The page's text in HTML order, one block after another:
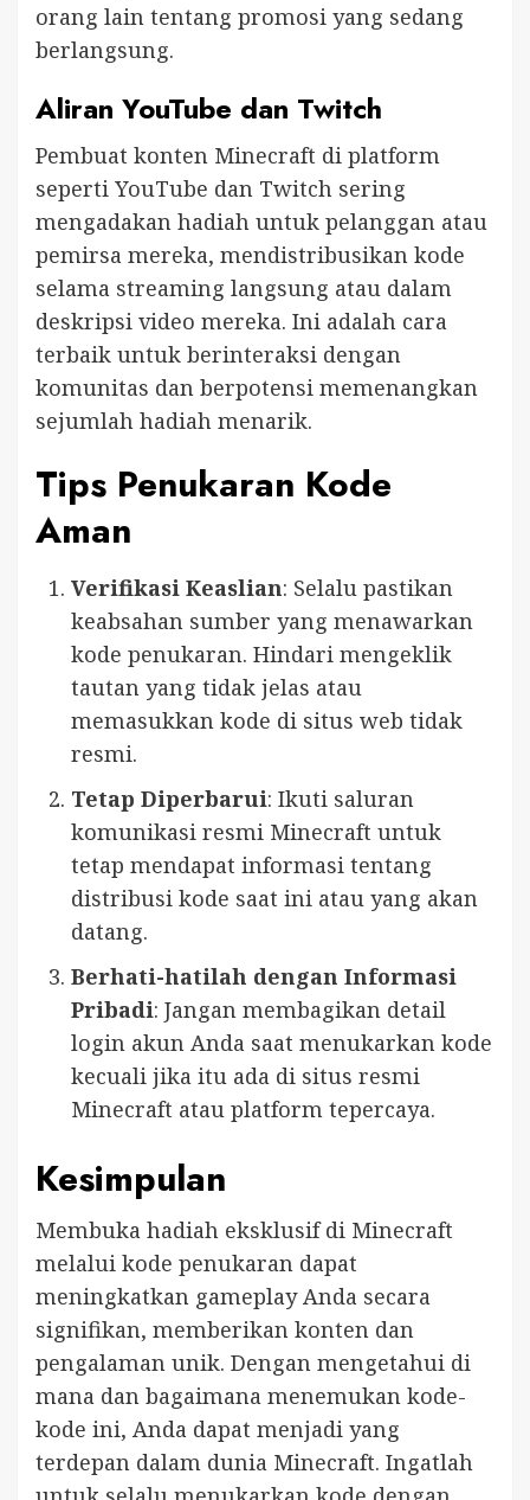
orang lain tentang promosi yang sedang
berlangsung.
Aliran YouTube dan Twitch
Pembuat konten Minecraft di platform
seperti YouTube dan Twitch sering
mengadakan hadiah untuk pelanggan atau
pemirsa mereka, mendistribusikan kode
selama streaming langsung atau dalam
deskripsi video mereka. Ini adalah cara
terbaik untuk berinteraksi dengan
komunitas dan berpotensi memenangkan
sejumlah hadiah menarik.
Tips Penukaran Kode
Aman
Verifikasi Keaslian: Selalu pastikan
keabsahan sumber yang menawarkan
kode penukaran. Hindari mengeklik
tautan yang tidak jelas atau
memasukkan kode di situs web tidak
resmi.
Tetap Diperbarui: Ikuti saluran
komunikasi resmi Minecraft untuk
tetap mendapat informasi tentang
distribusi kode saat ini atau yang akan
datang.
Berhati-hatilah dengan Informasi
Pribadi: Jangan membagikan detail
login akun Anda saat menukarkan kode
kecuali jika itu ada di situs resmi
Minecraft atau platform tepercaya.
Kesimpulan
Membuka hadiah eksklusif di Minecraft
melalui kode penukaran dapat
meningkatkan gameplay Anda secara
signifikan, memberikan konten dan
pengalaman unik. Dengan mengetahui di
mana dan bagaimana menemukan kode-
kode ini, Anda dapat menjadi yang
terdepan dalam dunia Minecraft. Ingatlah